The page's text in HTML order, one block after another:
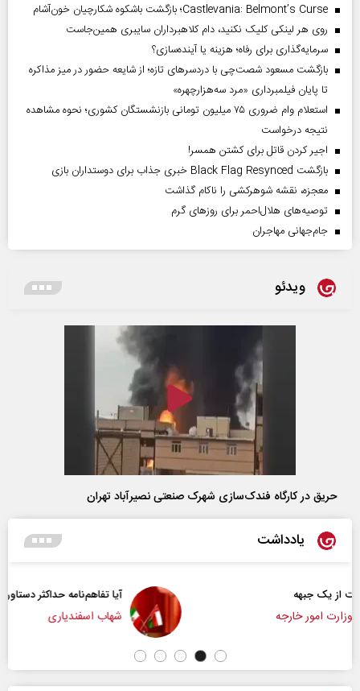
Castlevania: Belmont’s Curse؛ بازگشت باشکوه شکارچیان خون‌آشام
روی هر لینکی کلیک نکنید، دام کلاهبرداران سایبری همین‌جاست
سرمایه‌گذاری برای رفاه؛ هزینه یا آینده‌سازی؟
بازگشت مسعود شصت‌چی با دردسر‌های تازه؛ از شایعه حضور در میز مذاکره
تا پایان فیلمبرداری «مرد سه‌هزارچهره»
استعلام وام ضروری ۷۵ میلیون تومانی بازنشستگان کشوری؛ نحوه مشاهده
نتیجه درخواست
اجیر کردن قاتل برای کشتن همسر!
بازگشت Black Flag Resynced خبری جذاب برای دوستداران بازی
معجزه، نقشه شوهرکشی را ناکام گذاشت
توصیه‌های هلال‌احمر برای روز‌های گرم
جام‌جهانی مهاجران
ویدئو
حریق در کارگاه فندک‌سازی شهرک صنعتی نصیرآباد تهران
یادداشت
آیا تفاهم‌نامه حداکثر دستاورد راهبردی ایران بود؟
شهاب اسفندیاری